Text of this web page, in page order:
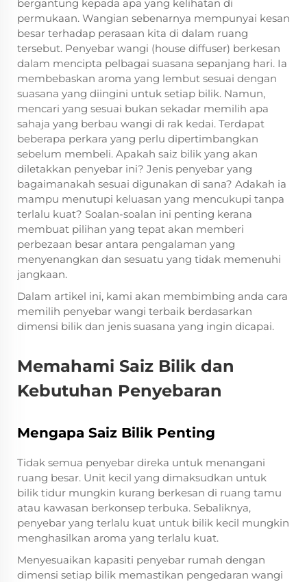
bergantung kepada apa yang kelihatan di
permukaan. Wangian sebenarnya mempunyai kesan
besar terhadap perasaan kita di dalam ruang
tersebut. Penyebar wangi (house diffuser) berkesan
dalam mencipta pelbagai suasana sepanjang hari. Ia
membebaskan aroma yang lembut sesuai dengan
suasana yang diingini untuk setiap bilik. Namun,
mencari yang sesuai bukan sekadar memilih apa
sahaja yang berbau wangi di rak kedai. Terdapat
beberapa perkara yang perlu dipertimbangkan
sebelum membeli. Apakah saiz bilik yang akan
diletakkan penyebar ini? Jenis penyebar yang
bagaimanakah sesuai digunakan di sana? Adakah ia
mampu menutupi keluasan yang mencukupi tanpa
terlalu kuat? Soalan-soalan ini penting kerana
membuat pilihan yang tepat akan memberi
perbezaan besar antara pengalaman yang
menyenangkan dan sesuatu yang tidak memenuhi
jangkaan.
Dalam artikel ini, kami akan membimbing anda cara
memilih penyebar wangi terbaik berdasarkan
dimensi bilik dan jenis suasana yang ingin dicapai.
Memahami Saiz Bilik dan
Kebutuhan Penyebaran
Mengapa Saiz Bilik Penting
Tidak semua penyebar direka untuk menangani
ruang besar. Unit kecil yang dimaksudkan untuk
bilik tidur mungkin kurang berkesan di ruang tamu
atau kawasan berkonsep terbuka. Sebaliknya,
penyebar yang terlalu kuat untuk bilik kecil mungkin
menghasilkan aroma yang terlalu kuat.
Menyesuaikan kapasiti penyebar rumah dengan
dimensi setiap bilik memastikan pengedaran wangi